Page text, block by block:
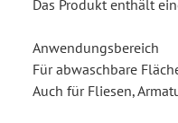
Das Produkt enthält
Anwendungsbereich
Für abwaschbare
Auch für Fliesen,